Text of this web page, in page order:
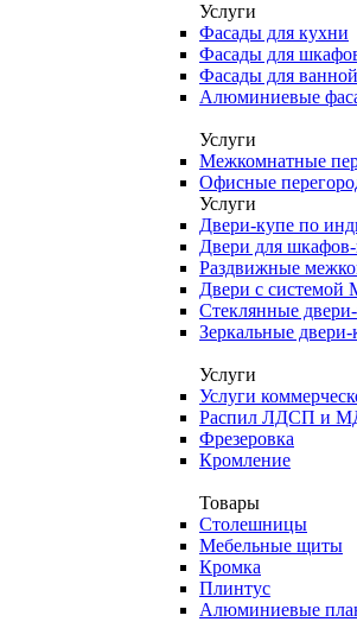
Услуги
Фасады для кухни
Фасады для
Фасады для ванной
Алюминиевые
Услуги
Межкомнатные
Офисные
Услуги
Двери-купе по
Двери для
Раздвижные
Двери с системой
Стеклянные
Зеркальные двери-
Услуги
Услуги
Распил ЛДСП и
Фрезеровка
Кромление
Товары
Столешницы
Мебельные щиты
Кромка
Плинтус
Алюминиевые